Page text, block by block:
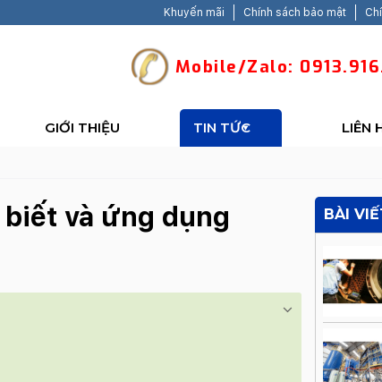
Khuyến mãi Chính sách bảo mật
Mobile/Zalo:
GIỚI THIỆU TIN TỨC LIÊN
và ứng dụng BÀI